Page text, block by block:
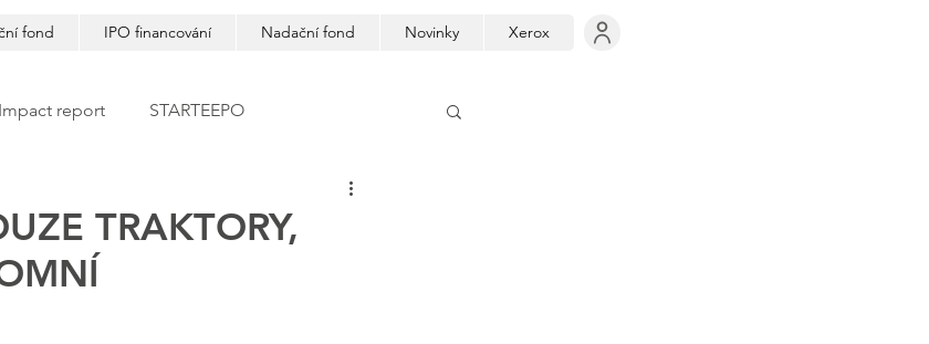
fond IPO financování Nadační fond Novinky Xerox
Impact report STARTEEPO
TRAKTORY,